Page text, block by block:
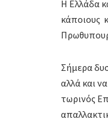
Η Ελλάδα
κάποιους
Σήμερα
αλλά και
τωρινός